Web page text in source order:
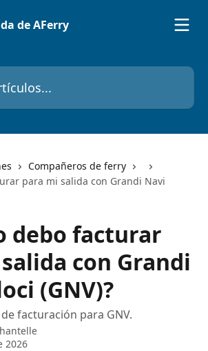
Compañeros de ferry
para mi salida con Grandi Navi
debo facturar
con Grandi
(GNV)?
facturación para GNV.
2026